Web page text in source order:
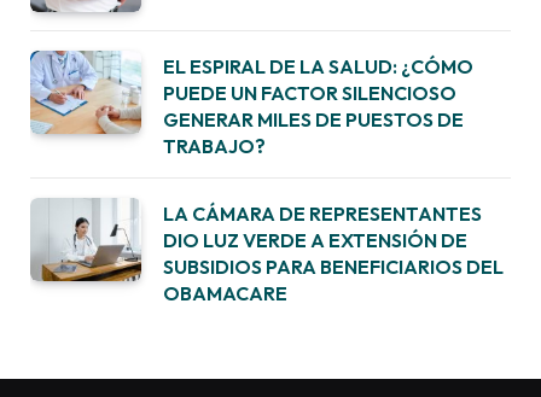
EL ESPIRAL DE LA SALUD: ¿CÓMO
PUEDE UN FACTOR SILENCIOSO
GENERAR MILES DE PUESTOS DE
TRABAJO?
LA CÁMARA DE REPRESENTANTES
DIO LUZ VERDE A EXTENSIÓN DE
SUBSIDIOS PARA BENEFICIARIOS DEL
OBAMACARE